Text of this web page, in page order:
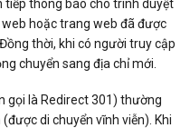
tiếp thông báo cho trình duyệt
hoặc trang web đã được
thời, khi có người truy cập
chuyển sang địa chỉ mới.
gọi là Redirect 301) thường
di chuyển vĩnh viễn). Khi